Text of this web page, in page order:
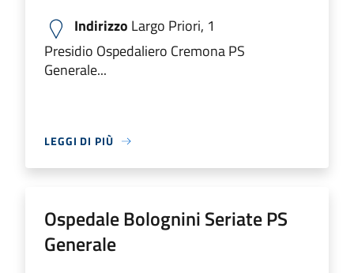
Indirizzo Largo Priori, 1
Presidio Ospedaliero Cremona PS
Generale...
LEGGI DI PIÙ
Ospedale Bolognini Seriate PS
Generale